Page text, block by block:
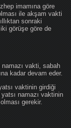
imamına göre
ile akşam vakti
sonraki
görüşe göre de
vakti, sabah
kadar devam eder.
vaktinin girdiği
namazı vaktinin
gerekir.